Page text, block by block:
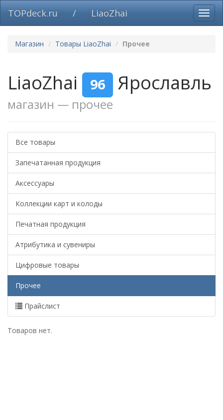
TOPdeck.ru / LiaoZhai
Магазин Товары LiaoZhai Прочее
LiaoZhai 96 Ярославль
магазин — прочее
Все товары
Запечатанная продукция
Аксессуары
Коллекции карт и колоды
Печатная продукция
Атрибутика и сувениры
Цифровые товары
Прочее
Прайслист
Товаров нет.